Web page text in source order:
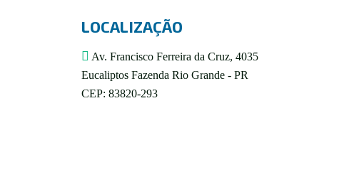
LOCALIZAÇÃO
Av. Francisco Ferreira da Cruz, 4035
Eucaliptos Fazenda Rio Grande - PR
CEP: 83820-293